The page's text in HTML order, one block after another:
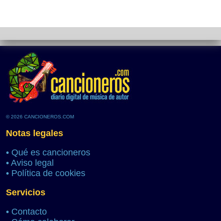
© 2026 CANCIONEROS.COM
Notas legales
• Qué es cancioneros
• Aviso legal
• Política de cookies
Servicios
• Contacto